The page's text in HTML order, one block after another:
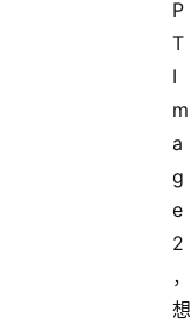
P
T
I
m
a
g
e
2
，
想